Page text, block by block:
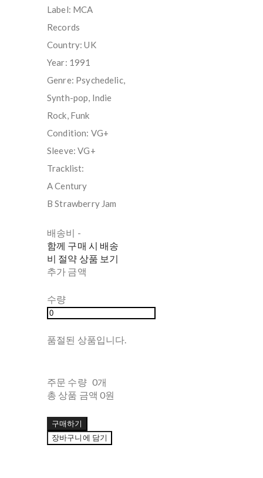
Label: MCA
Records
Country: UK
Year: 1991
Genre: Psychedelic,
Synth-pop, Indie
Rock, Funk
Condition: VG+
Sleeve: VG+
Tracklist:
A Century
B Strawberry Jam
배송비 -
함께 구매 시 배송
비 절약 상품 보기
추가 금액
수량
품절된 상품입니다.
주문 수량 0개
총 상품 금액 0원
구매하기
장바구니에 담기